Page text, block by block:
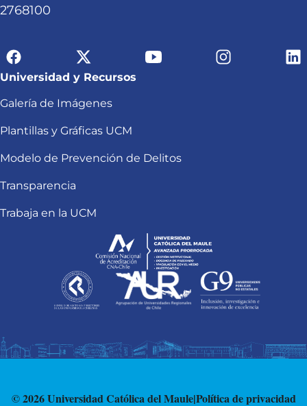
2768100
Universidad y Recursos
Galería de Imágenes
Plantillas y Gráficas UCM
Modelo de Prevención de Delitos
Transparencia
Trabaja en la UCM
© 2026 Universidad Católica del Maule|Política de privacidad